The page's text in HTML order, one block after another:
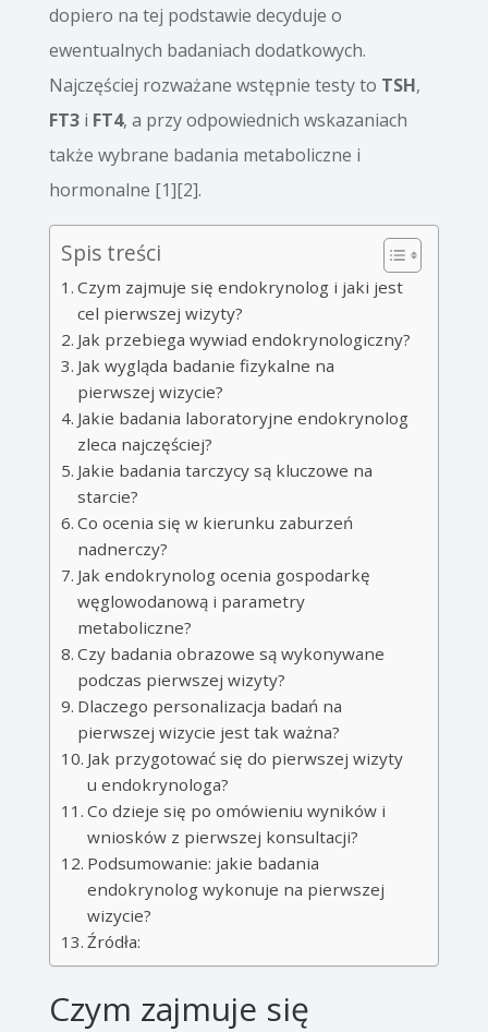
dopiero na tej podstawie decyduje o
ewentualnych badaniach dodatkowych.
Najczęściej rozważane wstępnie testy to TSH,
FT3i FT4, a przy odpowiednich wskazaniach
także wybrane badania metaboliczne i
hormonalne [1][2].
Spis treści
Czym zajmuje się endokrynolog i jaki jest
cel pierwszej wizyty?
Jak przebiega wywiad endokrynologiczny?
Jak wygląda badanie fizykalne na
pierwszej wizycie?
Jakie badania laboratoryjne endokrynolog
zleca najczęściej?
Jakie badania tarczycy są kluczowe na
starcie?
Co ocenia się w kierunku zaburzeń
nadnerczy?
Jak endokrynolog ocenia gospodarkę
węglowodanową i parametry
metaboliczne?
Czy badania obrazowe są wykonywane
podczas pierwszej wizyty?
Dlaczego personalizacja badań na
pierwszej wizycie jest tak ważna?
Jak przygotować się do pierwszej wizyty
u endokrynologa?
Co dzieje się po omówieniu wyników i
wniosków z pierwszej konsultacji?
Podsumowanie: jakie badania
endokrynolog wykonuje na pierwszej
wizycie?
Źródła:
Czym zajmuje się